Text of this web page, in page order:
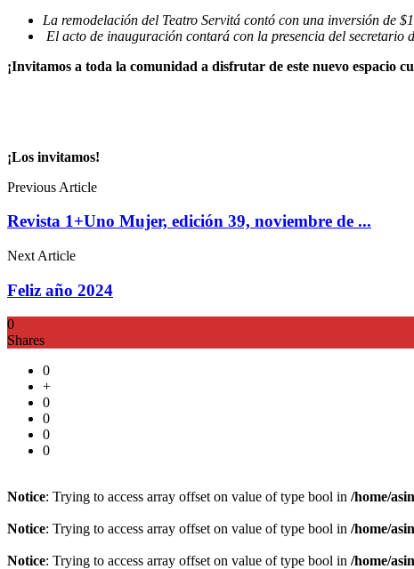
La remodelación del Teatro Servitá contó con una inversión de
El acto de inauguración contará con la presencia del secretario
¡Invitamos a toda la comunidad a disfrutar de este nuevo espacio
¡Los invitamos!
Previous Article
Revista 1+Uno Mujer, edición 39, noviembre de ...
Next Article
Feliz año 2024
0
Shares
0
+
0
0
0
0
Notice: Trying to access array offset on value of type bool in /home/
Notice: Trying to access array offset on value of type bool in /home/
Notice: Trying to access array offset on value of type bool in /home/